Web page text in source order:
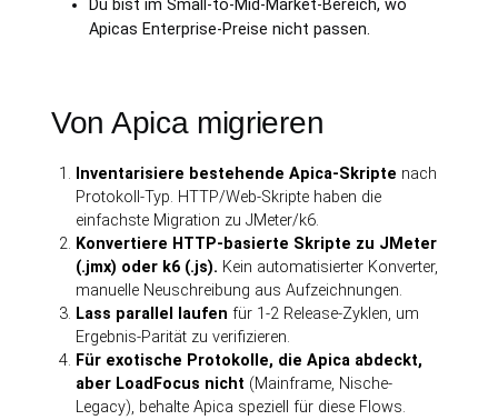
Du bist im Small-to-Mid-Market-Bereich, wo
Apicas Enterprise-Preise nicht passen.
Von Apica migrieren
Inventarisiere bestehende Apica-Skripte nach
Protokoll-Typ. HTTP/Web-Skripte haben die
einfachste Migration zu JMeter/k6.
Konvertiere HTTP-basierte Skripte zu JMeter
(.jmx) oder k6 (.js). Kein automatisierter Konverter,
manuelle Neuschreibung aus Aufzeichnungen.
Lass parallel laufen für 1-2 Release-Zyklen, um
Ergebnis-Parität zu verifizieren.
Für exotische Protokolle, die Apica abdeckt,
aber LoadFocus nicht (Mainframe, Nische-
Legacy), behalte Apica speziell für diese Flows.